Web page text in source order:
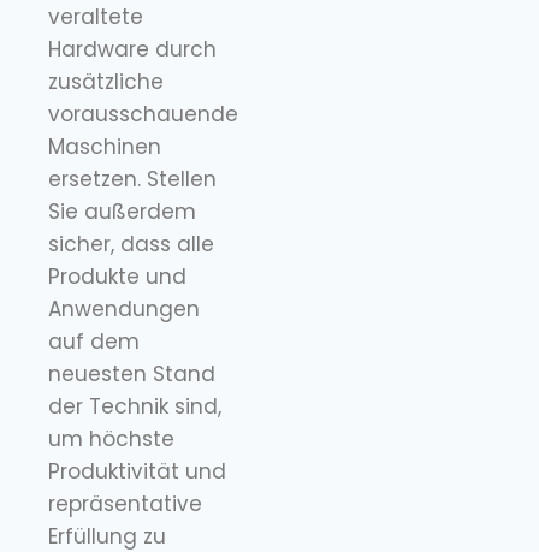
veraltete
Hardware durch
zusätzliche
vorausschauende
Maschinen
ersetzen. Stellen
Sie außerdem
sicher, dass alle
Produkte und
Anwendungen
auf dem
neuesten Stand
der Technik sind,
um höchste
Produktivität und
repräsentative
Erfüllung zu